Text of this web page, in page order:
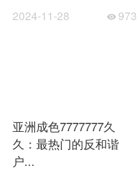
2024-11-28 973
亚洲成色7777777久
久：最热门的反和谐
户...